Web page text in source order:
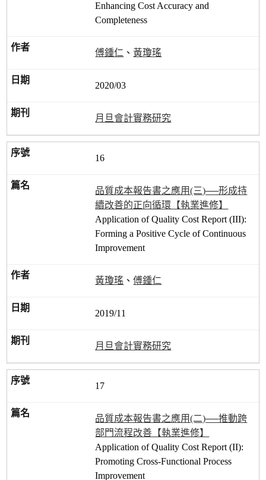
Enhancing Cost Accuracy and
Completeness
傅鍾仁 、 黃瓊瑤
2020/03
月旦會計實務研究
16
品質成本報告書之應用(三)──形成持
續改善的正向循環【執業進修】
Application of Quality Cost Report (III):
Forming a Positive Cycle of Continuous
Improvement
黃瓊瑤 、傅鍾仁
2019/11
月旦會計實務研究
17
品質成本報告書之應用(二)──推動跨
部門流程改善【執業進修】
Application of Quality Cost Report (II):
Promoting Cross-Functional Process
Improvement